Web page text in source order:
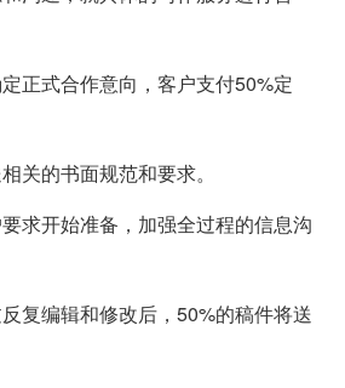
正式合作意向，客户支付50%定
关的书面规范和要求。
求开始准备，加强全过程的信息沟
复编辑和修改后，50%的稿件将送